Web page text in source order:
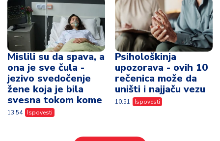
Mislili su da spava, a
ona je sve čula -
jezivo svedočenje
žene koja je bila
svesna tokom kome
13:54 Ispovesti
Psihološkinja
upozorava - ovih 10
rečenica može da
uništi i najjaču vezu
10:51 Ispovesti